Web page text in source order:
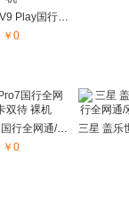
华为 荣耀V9 Play国行全网通4GB运存版/双卡双待 (4GB+32GB) 裸机
￥0
魅族 Pro7国行全网通/双卡双待 裸机
￥0